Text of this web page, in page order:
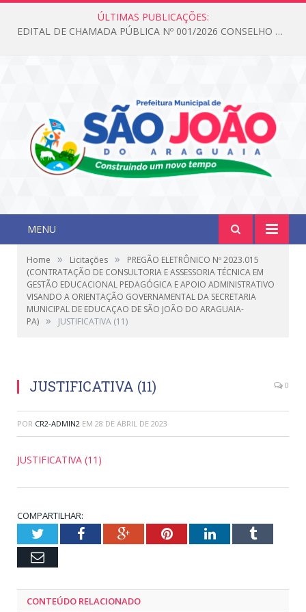
ÚLTIMAS PUBLICAÇÕES:
EDITAL DE CHAMADA PÚBLICA Nº 001/2026 CONSELHO DOS DIREITOS DA CRIANÇA E DO ADOLESCENTE
MENU
Home » Licitações »
PREGÃO ELETRÔNICO Nº 2023.015
(CONTRATAÇÃO DE CONSULTORIA E ASSESSORIA TÉCNICA EM
GESTÃO EDUCACIONAL PEDAGÓGICA E APOIO ADMINISTRATIVO
VISANDO A ORIENTAÇÃO GOVERNAMENTAL DA SECRETARIA
MUNICIPAL DE EDUCAÇAO DE SÃO JOÃO DO ARAGUAIA-
PA) » JUSTIFICATIVA (11)
JUSTIFICATIVA (11) 0
POR CR2-ADMIN2 EM 28 DE ABRIL DE 2023
JUSTIFICATIVA (11)
COMPARTILHAR:
TwitterFacebookGoogle+PinterestLinkedInTumblr
Email
CONTEÚDO RELACIONADO